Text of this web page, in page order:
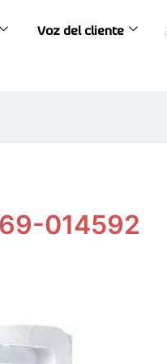
Voz del cliente
014592